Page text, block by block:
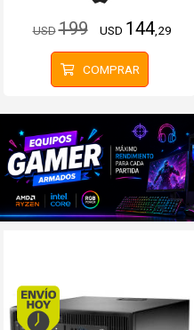
USD199 USD 144,29
COMPRAR